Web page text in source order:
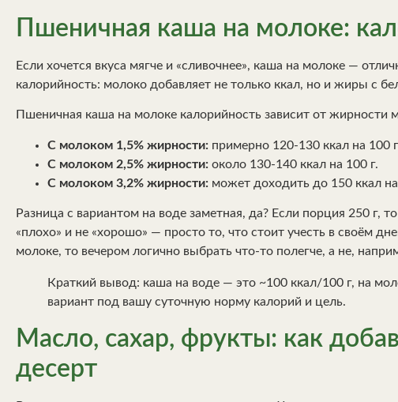
Пшеничная каша на молоке:
Если хочется вкуса мягче и «сливочнее», каша на молоке —
калорийность: молоко добавляет не только ккал, но и жиры с
Пшеничная каша на молоке калорийность зависит от жирности
С молоком 1,5% жирности: примерно 120-130 ккал на 100
С молоком 2,5% жирности: около 130-140 ккал на 100 г.
С молоком 3,2% жирности: может доходить до 150 ккал на
Разница с вариантом на воде заметная, да? Если порция 250 г,
«плохо» и не «хорошо» — просто то, что стоит учесть в своём
молоке, то вечером логично выбрать что-то полегче, а не,
Краткий вывод: каша на воде — это ~100 ккал/100 г, на
вариант под вашу суточную норму калорий и цель.
Масло, сахар, фрукты: как
десерт